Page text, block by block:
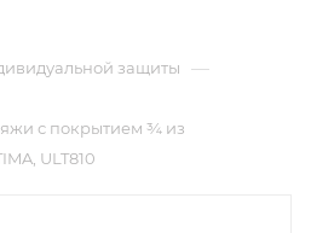
защиты —
с покрытием ¾ из
ULT810